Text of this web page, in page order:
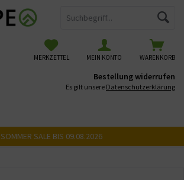
WARENKORB
MERKZETTEL MEIN KONTO
Bestellung widerrufen
Es gilt unsere Datenschutzerklärung
SOMMER SALE BIS 09.08.2026